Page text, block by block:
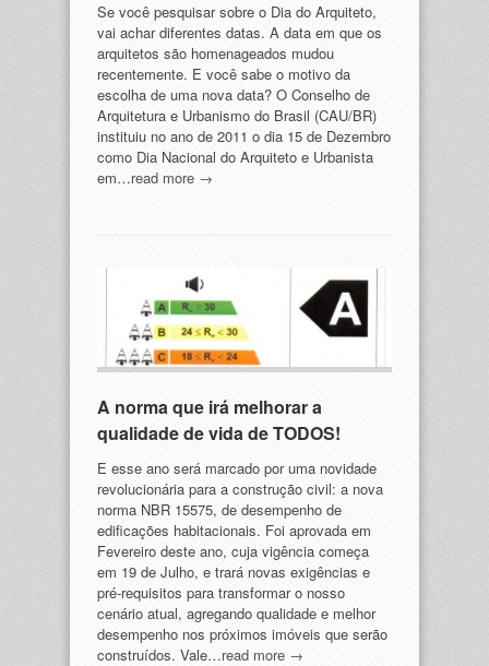
Se você pesquisar sobre o Dia do Arquiteto,
vai achar diferentes datas. A data em que os
arquitetos são homenageados mudou
recentemente. E você sabe o motivo da
escolha de uma nova data? O Conselho de
Arquitetura e Urbanismo do Brasil (CAU/BR)
instituiu no ano de 2011 o dia 15 de Dezembro
como Dia Nacional do Arquiteto e Urbanista
em…read more →
A norma que irá melhorar a
qualidade de vida de TODOS!
E esse ano será marcado por uma novidade
revolucionária para a construção civil: a nova
norma NBR 15575, de desempenho de
edificações habitacionais. Foi aprovada em
Fevereiro deste ano, cuja vigência começa
em 19 de Julho, e trará novas exigências e
pré-requisitos para transformar o nosso
cenário atual, agregando qualidade e melhor
desempenho nos próximos imóveis que serão
construídos. Vale…read more →